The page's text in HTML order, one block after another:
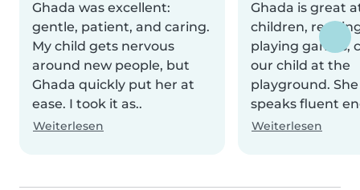
Ghada was excellent:
gentle, patient, and caring.
My child gets nervous
around new people, but
Ghada quickly put her at
ease. I took it as..
Weiterlesen
Ghada is great
children,
playing games,
our child at the
playground. She
speaks fluent
Weiterlesen